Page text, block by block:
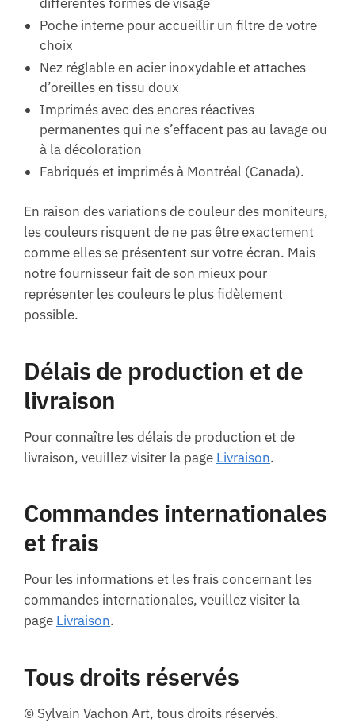
Poche interne pour accueillir un filtre de votre
choix
Nez réglable en acier inoxydable et attaches
d’oreilles en tissu doux
Imprimés avec des encres réactives
permanentes qui ne s’effacent pas au lavage ou
à la décoloration
Fabriqués et imprimés à Montréal (Canada).
En raison des variations de couleur des moniteurs,
les couleurs risquent de ne pas être exactement
comme elles se présentent sur votre écran. Mais
notre fournisseur fait de son mieux pour
représenter les couleurs le plus fidèlement
possible.
Délais de production et de
livraison
Pour connaître les délais de production et de
livraison, veuillez visiter la page Livraison.
Commandes internationales
et frais
Pour les informations et les frais concernant les
commandes internationales, veuillez visiter la
page Livraison.
Tous droits réservés
© Sylvain Vachon Art, tous droits réservés.